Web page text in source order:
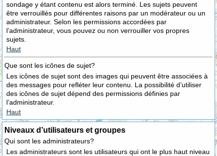
sondage y étant contenu est alors terminé. Les sujets peuvent
être verrouillés pour différentes raisons par un modérateur ou un
administrateur. Selon les permissions accordées par
l’administrateur, vous pouvez ou non verrouiller vos propres
sujets.
Haut
Que sont les icônes de sujet?
Les icônes de sujet sont des images qui peuvent être associées à
des messages pour refléter leur contenu. La possibilité d’utiliser
des icônes de sujet dépend des permissions définies par
l’administrateur.
Haut
Niveaux d’utilisateurs et groupes
Qui sont les administrateurs?
Les administrateurs sont les utilisateurs qui ont le plus haut niveau